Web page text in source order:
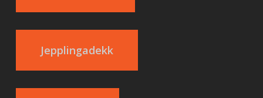
Jepplingadekk